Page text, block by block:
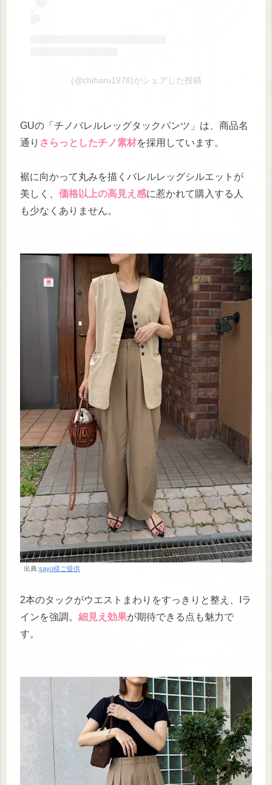
(@chiharu1978)がシェアした投稿
GUの「チノバレルレッグタックパンツ」は、商品名
通り さらっとしたチノ素材を採用しています。
裾に向かって丸みを描くバレルレッグシルエットが
美しく、 価格以上の高見え感に惹かれて購入する人
も少なくありません。
出典:sayo様ご提供
2本のタックがウエストまわりをすっきりと整え、Iラ
インを強調。 細見え効果が期待できる点も魅力で
す。